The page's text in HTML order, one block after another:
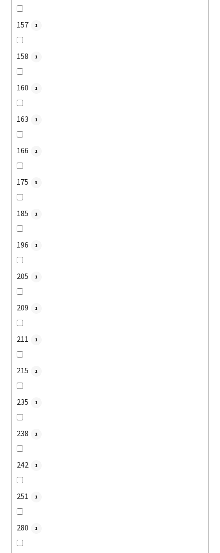
157 1
158 1
160 1
163 1
166 1
175 3
185 1
196 1
205 1
209 1
211 1
215 1
235 1
238 1
242 1
251 1
280 1